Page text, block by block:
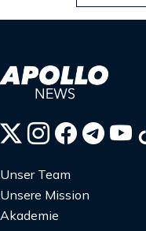
Unser Team
Unsere Mission
Akademie